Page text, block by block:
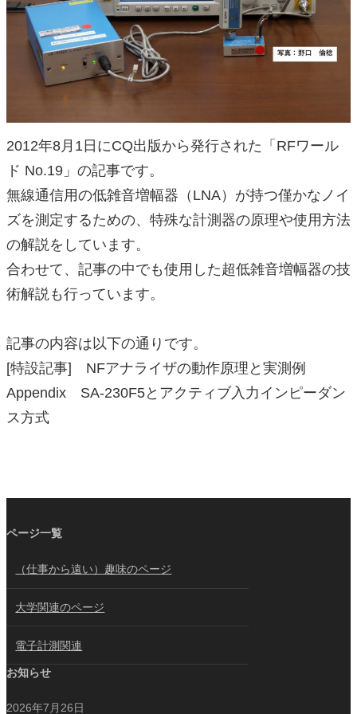
2012年8月1日にCQ出版から発行された「RFワール
ド No.19」の記事です。
無線通信用の低雑音増幅器（LNA）が持つ僅かなノイ
ズを測定するための、特殊な計測器の原理や使用方法
の解説をしています。
合わせて、記事の中でも使用した超低雑音増幅器の技
術解説も行っています。
記事の内容は以下の通りです。
[特設記事] NFアナライザの動作原理と実測例
Appendix SA-230F5とアクティブ入力インピーダン
ス方式
ページ一覧
（仕事から遠い）趣味のページ
大学関連のページ
電子計測関連
お知らせ
2026年7月26日